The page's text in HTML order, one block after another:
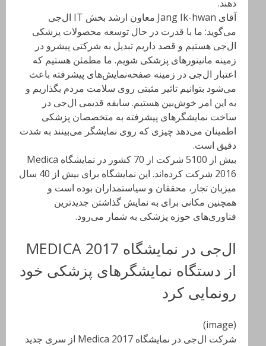
دهند.
آقای Jang Ik-hwan معاون ارشد بخش IT ال‌جی
می‌گوید: ما با قدرت در حال توسعه محصولات پزشکی
ال‌جی هستیم و قصد داریم تبدیل به شرکتی پیشرو در
زمینه مانیتورهای پزشکی شویم. ما مطمئن هستیم که
اعتبار ال‌جی در زمینه صفحه‌نمایش‌های پیشرفته باعث
می‌شود بتوانیم تاثیر مثبتی روی سلامت مردم بگذاریم و
به این امر خوش‌بین هستیم. سابقه قدیمی ال‌جی در
ساخت نمایشگرهای پیشرفته به متخصصان پزشکی
اطمینان می‌دهد چیزی که روی نمایشگر می‌‌بینند به شدت
دقیق است.
بیش از 5100 شرکت از 70 کشور در نمایشگاه Medica
2016 شرکت کرده‌اند. این نمایشگاه برای بیش از 40 سال
میزبان تجار، محققان و سیاستمداران بوده است و
همچنین مکانی برای به نمایش گذاشتن جدیدترین
فناوری‌های حوزه پزشکی به شمار می‌رود.
ال‌جی در نمایشگاه MEDICA 2017
از دستگاه نمایشگرهای پزشکی خود
رونمایی کرد
(image)
شرکت ال‌جی در نمایشگاه Medica 2017 از سری جدید